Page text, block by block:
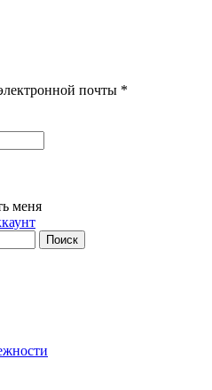
почты *
меня
Поиск